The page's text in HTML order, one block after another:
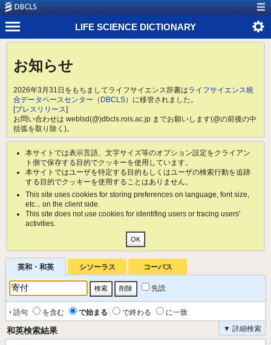
LIFE SCIENCE DICTIONARY
お知らせ
2026年3月31日をもちましてライフサイエンス辞書はライフサイエンス統
合データベースセンター（DBCLS） に移管されました。
[プレスリリース]
お問い合わせは weblsd(@)dbcls.rois.ac.jp までお願いします(@の前後の中
括弧を取り除く)。
本サイトでは表示言語、文字サイズ等のオプション設定をクライアン
ト側で保存する目的でクッキーを使用しています。
本サイトではユーザを特定する目的もしくはユーザの検索行動を追跡
する目的でクッキーを使用することはありません。
This site uses cookies for storing preferences on language, font size,
etc... on the client side.
This site does not use cookies for identifing users or tracing users'
activities.
英和・和英 シソーラス コーパス
先読
‣ 語句 を含む で始まる で終わる
に一致
▼ 詳細検索
和英検索結果